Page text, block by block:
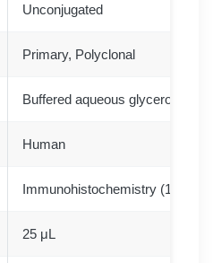
Unconjugated
Primary, Polyclonal
Buffered aqueous glycerol
Human
Immunohistochemistry
25 μL